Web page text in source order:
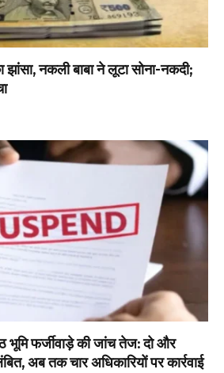
नकली बाबा ने लूटा सोना-नकदी;
भूमि फर्जीवाड़े की जांच तेज: दो और
अब तक चार अधिकारियों पर कार्रवाई